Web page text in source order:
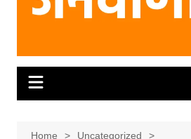
Home
Uncategorized